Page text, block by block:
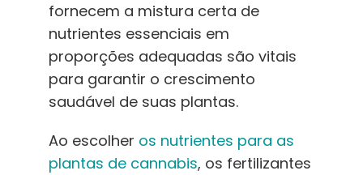
fornecem a mistura certa de
nutrientes essenciais em
proporções adequadas são vitais
para garantir o crescimento
saudável de suas plantas.
Ao escolher os nutrientes para as
plantas de cannabis, os fertilizantes